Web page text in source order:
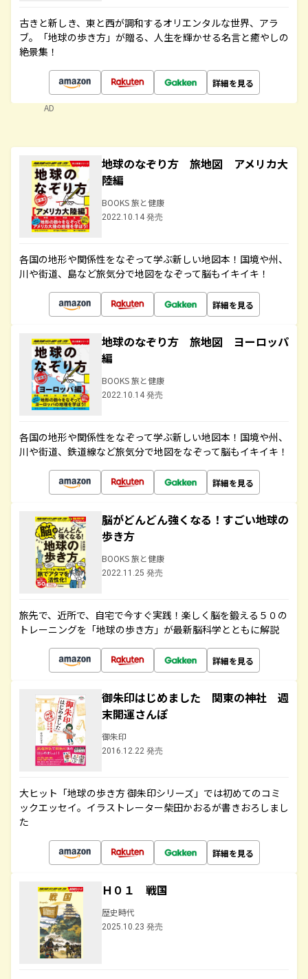
古きと新しき、東と西が調和するオリエンタルな世界、アラ
ブ。「地球の歩き方」が贈る、人生を輝かせる名言と癒やしの
絶景集！
詳細を見る
AD
地球のなぞり方 旅地図 アメリカ大
陸編
BOOKS 旅と健康
2022.10.14 発売
各国の地形や関係性をなぞって学ぶ新しい地図本！国境や州、
川や街道、島など旅気分で地図をなぞって脳もイキイキ！
詳細を見る
地球のなぞり方 旅地図 ヨーロッパ
編
BOOKS 旅と健康
2022.10.14 発売
各国の地形や関係性をなぞって学ぶ新しい地図本！国境や州、
川や街道、鉄道線など旅気分で地図をなぞって脳もイキイキ！
詳細を見る
脳がどんどん強くなる！すごい地球の
歩き方
BOOKS 旅と健康
2022.11.25 発売
旅先で、近所で、自宅で今すぐ実践！楽しく脳を鍛える５０の
トレーニングを「地球の歩き方」が最新脳科学とともに解説
詳細を見る
御朱印はじめました 関東の神社 週
末開運さんぽ
御朱印
2016.12.22 発売
大ヒット「地球の歩き方 御朱印シリーズ」では初めてのコミ
ックエッセイ。イラストレーター柴田かおるが書きおろしまし
た
詳細を見る
Ｈ０１ 戦国
歴史時代
2025.10.23 発売